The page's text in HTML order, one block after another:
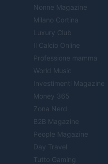
Nonne Magazine
Milano Cortina
Luxury Club
Il Calcio Online
Professione mamma
World Music
Investimenti Magazine
Money 365
Zona Nerd
B2B Magazine
People Magazine
Day Travel
Tutto Gaming